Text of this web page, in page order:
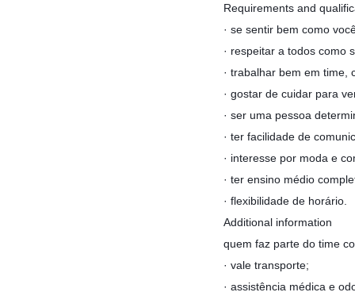
Requirements and
· se sentir bem como
· respeitar a todos como
· trabalhar bem em time,
· gostar de cuidar para
· ser uma pessoa
· ter facilidade de
· interesse por moda e
· ter ensino médio
· flexibilidade de horário.
Additional information
quem faz parte do time
· vale transporte;
· assistência médica e